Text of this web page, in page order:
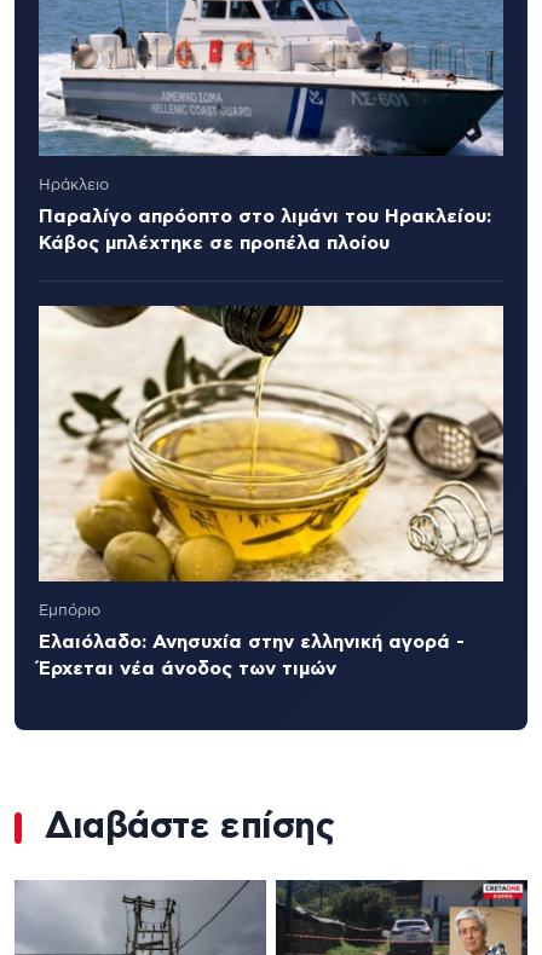
Ηράκλειο
Παραλίγο απρόοπτο στο λιμάνι του Ηρακλείου:
Κάβος μπλέχτηκε σε προπέλα πλοίου
Εμπόριο
Ελαιόλαδο: Ανησυχία στην ελληνική αγορά -
Έρχεται νέα άνοδος των τιμών
Διαβάστε επίσης